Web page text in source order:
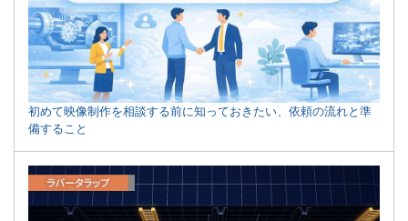
初めて映像制作を相談する前に知っておきたい、依頼の流れと準
備すること